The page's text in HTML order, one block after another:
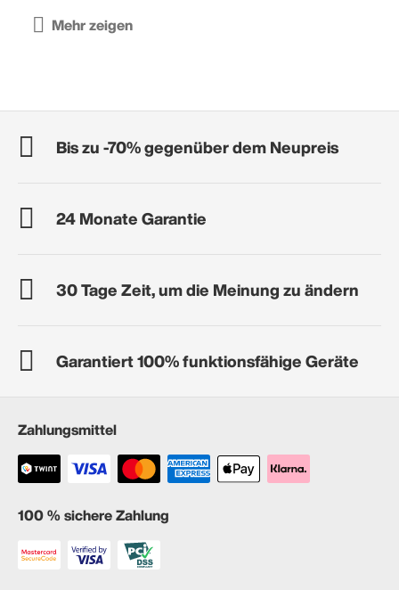
Bis zu -70% gegenüber dem Neupreis
24 Monate Garantie
30 Tage Zeit, um die Meinung zu ändern
Garantiert 100% funktionsfähige Geräte
Zahlungsmittel
100 % sichere Zahlung